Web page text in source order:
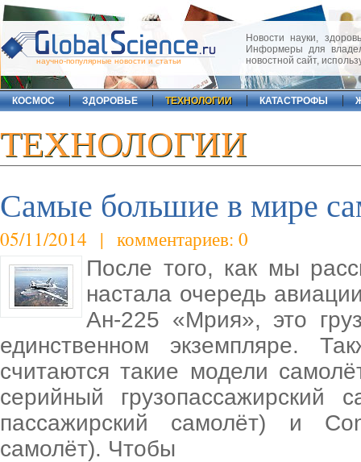
научно-популярные новости и статьи
Новости науки,
Информеры для
новостной сайт,
КОСМОС ЗДОРОВЬЕ ТЕХНОЛОГИИ КАТАСТРОФЫ
ТЕХНОЛОГИИ
Самые большие в мире
05/11/2014 | комментариев: 0
После того, как мы
настала очередь
Ан-225 «Мрия», это
единственном экземпляре.
считаются такие модели
серийный грузопассажирский
пассажирский самолёт) и
самолёт). Чтобы